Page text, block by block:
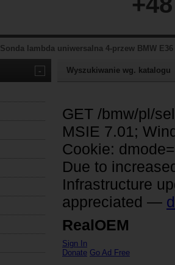
Sonda lambda uniwersalna 4-przew BMW E36
- Wyszukiwanie wg. katalogu